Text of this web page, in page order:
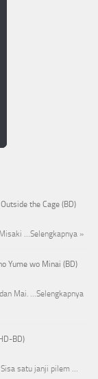
the Cage (BD)
…Selengkapnya »
Yume wo Minai (BD)
Mai. …Selengkapnya
BD)
Sisa satu janji pilem …